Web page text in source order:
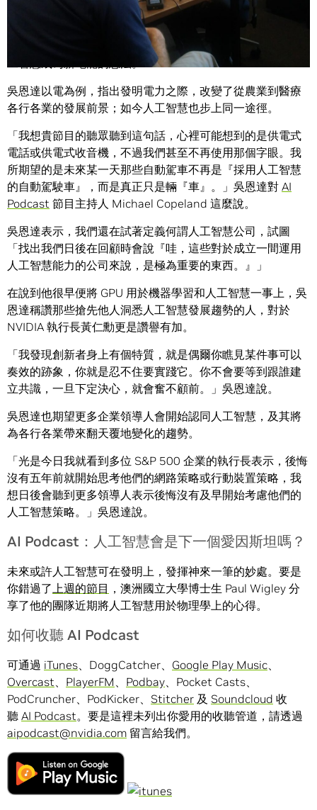
曾任職於 Google 及百度，且成立了新公司 Deeplearning.ai
的吳恩達，是本週 AI Podcast 節目的座上嘉賓，分享他對人
吳恩達以電為例，指出發明電力之際，改變了從農業到醫療
各行各業的發展前景；如今人工智慧也步上同一途徑。
「我想貴節目的聽眾聽到這句話，心裡可能想到的是供電式
電話或供電式收音機，不過我們甚至不再使用那個字眼。我
所期望的是未來某一天那些自動駕車不再是『採用人工智慧
的自動駕駛車』，而是真正只是輛『車』。」吳恩達對 AI
Podcast 節目主持人 Michael Copeland 這麼說。
吳恩達表示，我們還在試著定義何謂人工智慧公司，試圖
「找出我們日後在回顧時會說『哇，這些對於成立一間運用
人工智慧能力的公司來說，是極為重要的東西。』」
在說到他很早便將 GPU 用於機器學習和人工智慧一事上，吳
恩達稱讚那些搶先他人洞悉人工智慧發展趨勢的人，對於
NVIDIA 執行長黃仁勳更是讚譽有加。
「我發現創新者身上有個特質，就是偶爾你瞧見某件事可以
奏效的跡象，你就是忍不住要實踐它。你不會要等到跟誰建
立共識，一旦下定決心，就會奮不顧前。」吳恩達說。
吳恩達也期望更多企業領導人會開始認同人工智慧，及其將
為各行各業帶來翻天覆地變化的趨勢。
「光是今日我就看到多位 S&P 500 企業的執行長表示，後悔
沒有五年前就開始思考他們的網路策略或行動裝置策略，我
想日後會聽到更多領導人表示後悔沒有及早開始考慮他們的
人工智慧策略。」吳恩達說。
AI Podcast：人工智慧會是下一個愛因斯坦嗎？
未來或許人工智慧可在發明上，發揮神來一筆的妙處。要是
你錯過了上週的節目 ，澳洲國立大學博士生 Paul Wigley 分
享了他的團隊近期將人工智慧用於物理學上的心得。
如何收聽 AI Podcast
可通過 iTunes、DoggCatcher、 Google Play Music、
Overcast、 PlayerFM 、 Podbay、Pocket Casts、
PodCruncher、PodKicker、 Stitcher 及 Soundcloud 收
聽 AI Podcast。要是這裡未列出你愛用的收聽管道，請透過
aipodcast@nvidia.com 留言給我們。